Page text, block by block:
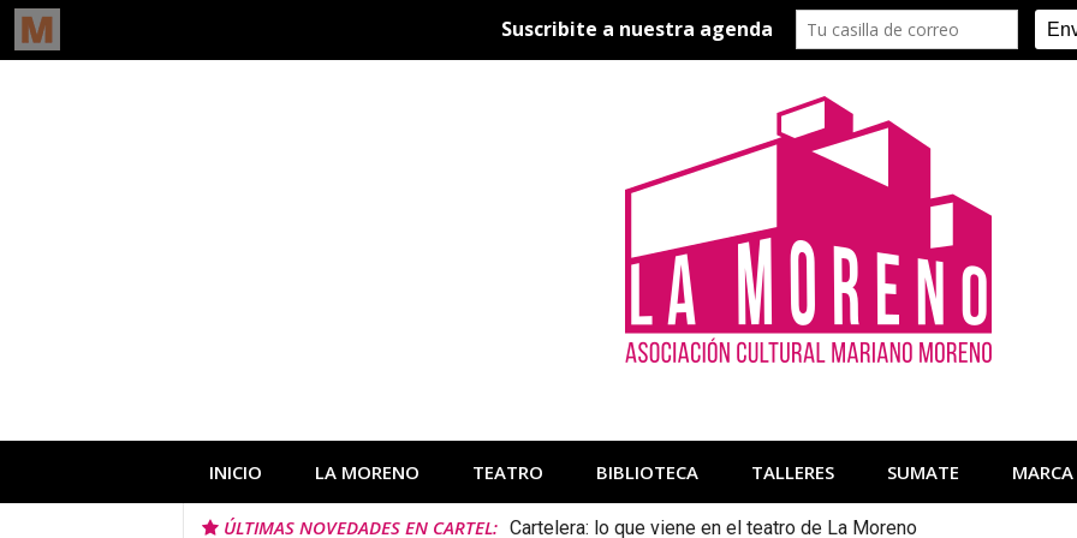
INICIO LA MORENO TEATRO BIBLIOTECA TALLERES SUMATE MARCA
ÚLTIMAS NOVEDADES EN CARTEL: Cartelera: lo que viene en el teatro de La Moreno